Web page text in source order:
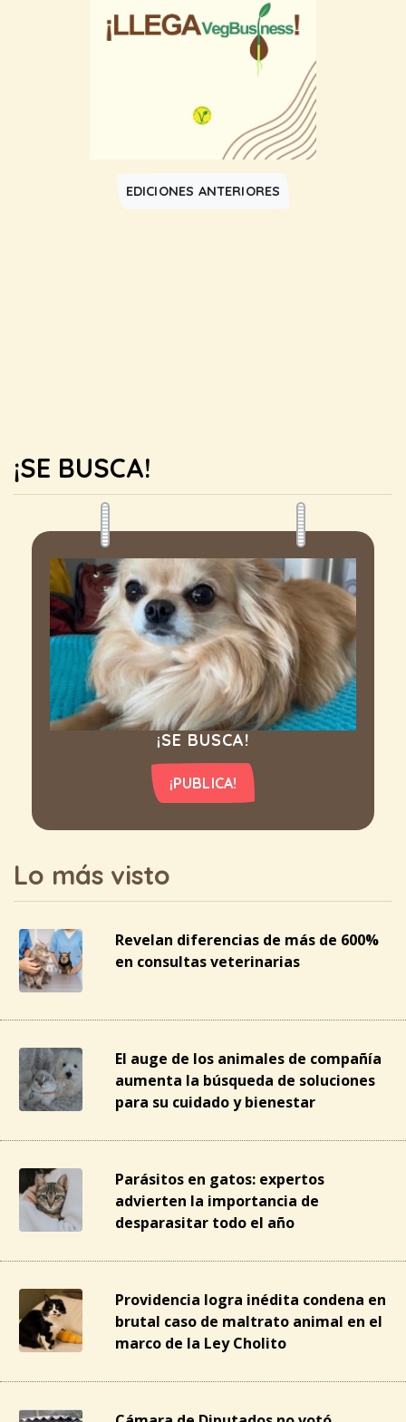
EDICIONES ANTERIORES
¡SE BUSCA!
¡SE BUSCA!
¡PUBLICA!
Lo más visto
Revelan diferencias de más de 600%
en consultas veterinarias
El auge de los animales de compañía
aumenta la búsqueda de soluciones
para su cuidado y bienestar
Parásitos en gatos: expertos
advierten la importancia de
desparasitar todo el año
Providencia logra inédita condena en
brutal caso de maltrato animal en el
marco de la Ley Cholito